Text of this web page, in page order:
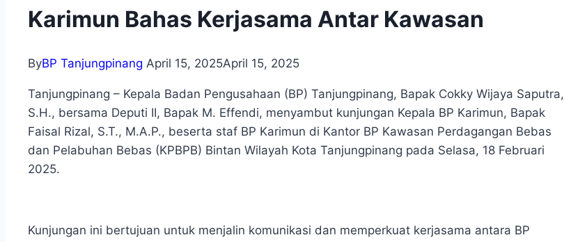
Karimun Bahas Kerjasama Antar Kawasan
ByBP Tanjungpinang April 15, 2025April 15, 2025
Tanjungpinang – Kepala Badan Pengusahaan (BP) Tanjungpinang, Bapak Cokky Wijaya Saputra,
S.H., bersama Deputi II, Bapak M. Effendi, menyambut kunjungan Kepala BP Karimun, Bapak
Faisal Rizal, S.T., M.A.P., beserta staf BP Karimun di Kantor BP Kawasan Perdagangan Bebas
dan Pelabuhan Bebas (KPBPB) Bintan Wilayah Kota Tanjungpinang pada Selasa, 18 Februari
2025.
Kunjungan ini bertujuan untuk menjalin komunikasi dan memperkuat kerjasama antara BP